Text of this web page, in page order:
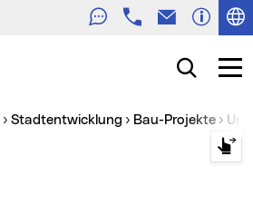
TelefonE-Mail
Suche
Stadtentwicklung Bau-Projekte